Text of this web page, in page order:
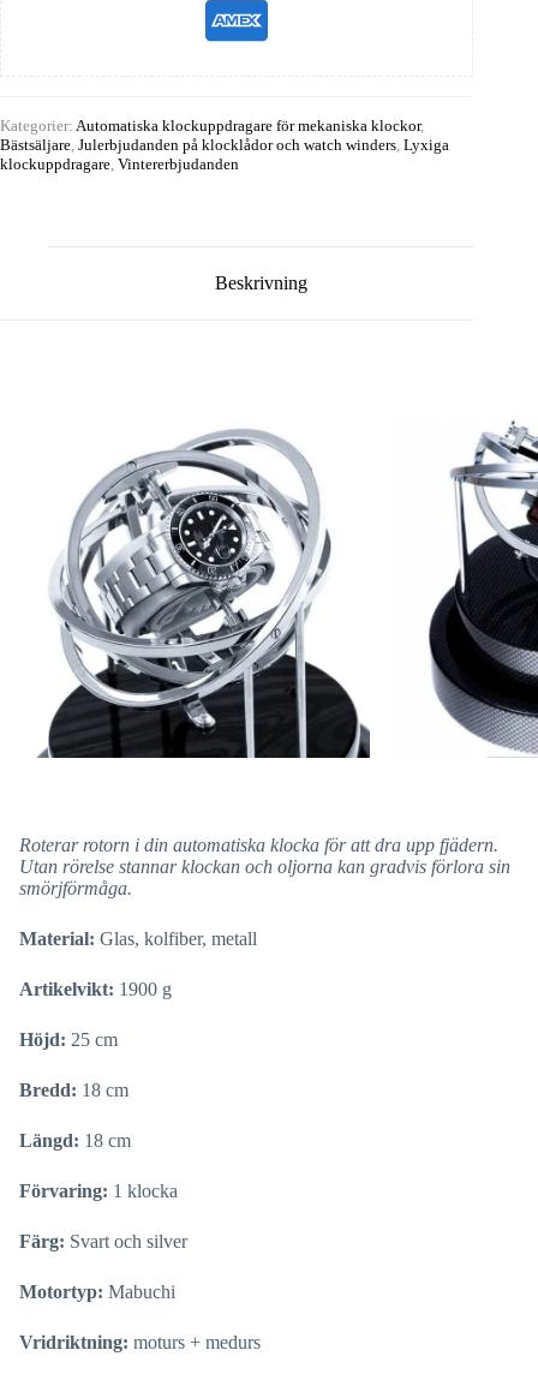
Kategorier: Automatiska klockuppdragare för mekaniska klockor,
Bästsäljare, Julerbjudanden på klocklådor och watch winders, Lyxiga
klockuppdragare, Vintererbjudanden
Beskrivning
Roterar rotorn i din automatiska klocka för att dra upp fjädern.
Utan rörelse stannar klockan och oljorna kan gradvis förlora sin
smörjförmåga.
Material: Glas, kolfiber, metall
Artikelvikt: 1900 g
Höjd: 25 cm
Bredd: 18 cm
Längd: 18 cm
Förvaring: 1 klocka
Färg: Svart och silver
Motortyp: Mabuchi
Vridriktning: moturs + medurs